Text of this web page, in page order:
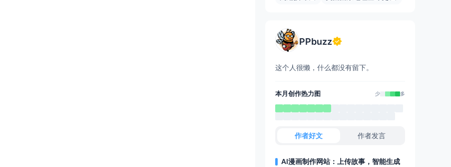
PPbuzz
这个人很懒，什么都没有留下。
本月创作热力图 少 多
作者好文 作者发言
AI漫画制作网站：上传故事，智能生成